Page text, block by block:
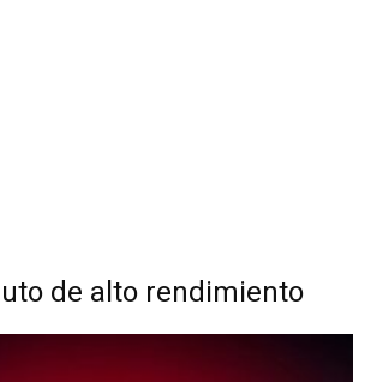
de alto rendimiento